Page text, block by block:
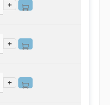
+
+
+